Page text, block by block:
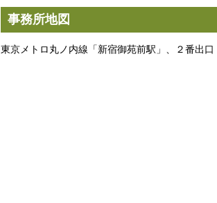
事務所地図
東京メトロ丸ノ内線「新宿御苑前駅」、２番出